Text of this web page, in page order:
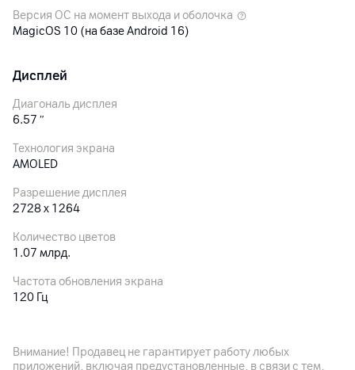
Версия ОС на момент выхода и оболочка
MagicOS 10 (на базе Android 16)
Дисплей
Диагональ дисплея
6.57 ″
Технология экрана
AMOLED
Разрешение дисплея
2728 x 1264
Количество цветов
1.07 млрд.
Частота обновления экрана
120 Гц
Внимание! Продавец не гарантирует работу любых
приложений, включая предустановленные, в связи с тем,